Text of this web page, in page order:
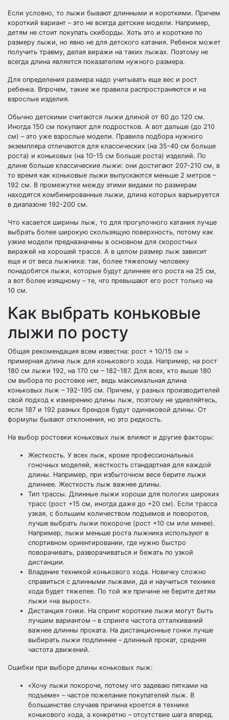
Если условно, то лыжи бывают длинными и короткими. Причем
короткий вариант – это не всегда детские модели. Например,
детям не стоит покупать скиборды. Хоть это и короткие по
размеру лыжи, но явно не для детского катания. Ребенок может
получить травму, делая виражи на таких лыжах. Поэтому не
всегда длина является показателем нужного размера.
Для определения размера надо учитывать еще вес и рост
ребенка. Впрочем, такие же правила распространяются и на
взрослые изделия.
Обычно детскими считаются лыжи длиной от 60 до 120 см.
Иногда 150 см покупают для подростков. А вот дальше (до 210
см) – это уже взрослые модели. Правила подбора нужного
экземпляра отличаются для классических (на 35-40 см больше
роста) и коньковых (на 10-15 см больше роста) изделий. По
длине больше классические лыжи: они достигают 207-210 см, в
то время как коньковые лыжи выпускаются меньше 2 метров –
192 см. В промежутке между этими видами по размерам
находятся комбинированные лыжи, длина которых варьируется
в диапазоне 192-200 см.
Что касается ширины лыж, то для прогулочного катания лучше
выбрать более широкую скользящую поверхность, потому как
узкие модели предназначены в основном для скоростных
виражей на хорошей трассе. А в целом размер лыж зависит
еще и от веса лыжника: так, более тяжелому человеку
понадобятся лыжи, которые будут длиннее его роста на 25 см,
а вот более изящному – те, что превышают его рост только на
10 см.
Как выбрать коньковые
лыжи по росту
Общая рекомендация всем известна: рост + 10/15 см =
примерная длина лыж для конькового хода. Например, на рост
180 см лыжи 192, на 170 см – 182-187. Для всех, кто выше 180
см выбора по ростовке нет, ведь максимальная длина
коньковых лыж – 192-195 см. Причем, у разных производителей
свой подход к измерению длины лыж, поэтому не удивляйтесь,
если 187 и 192 разных брендов будут одинаковой длины. От
формулы бывают отклонения, но это редкость.
На выбор ростовки коньковых лыж влияют и другие факторы:
Жесткость. У всех лыж, кроме профессиональных
гоночных моделей, жесткость стандартная для каждой
длины. Например, при избыточном весе берите лыжи
длиннее. Жесткость лыж важнее длины.
Тип трассы. Длинные лыжи хороши для пологих широких
трасс (рост +15 см, иногда даже до +20 см). Если трасса
узкая, с большим количеством подъемов и поворотов,
лучше выбрать лыжи покороче (рост +10 см или менее).
Например, лыжи меньше роста лыжника используют в
спортивном ориентировании, где нужно быстро
поворачивать, разворачиваться и бежать по узкой
дистанции.
Владение техникой конькового хода. Новичку сложно
справиться с длинными лыжами, да и научиться технике
хода будет тяжелее. По той же причине не берите детям
лыжи «на вырост».
Дистанция гонки. На спринт короткие лыжи могут быть
лучшим вариантом – в спринте частота отталкиваний
важнее длинны проката. На дистанционные гонки лучше
выбирать лыжи подлиннее – длинный прокат, средняя
частота движений.
Ошибки при выборе длины коньковых лыж:
«Хочу лыжи покороче, потому что задеваю пятками на
подъеме» – частое пожелание покупателей лыж. В
большинстве случаев причина кроется в технике
конькового хода, а конкретно – отсутствие шага вперед.